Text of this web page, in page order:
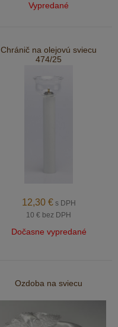
Vypredané
Chránič na olejovú sviecu
474/25
12,30 € s DPH
10 € bez DPH
Dočasne vypredané
Ozdoba na sviecu